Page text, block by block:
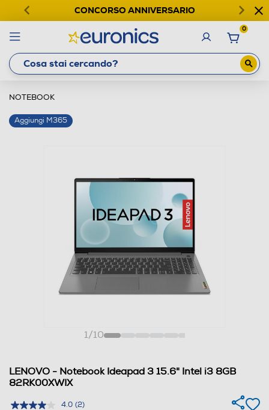
CONCORSO ANNIVERSARIO
0
NOTEBOOK
Aggiungi M365
1/10
LENOVO - Notebook Ideapad 3 15.6" Intel i3 8GB
82RK00XWIX
4.0 (2)